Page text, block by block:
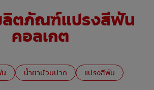
ตภัณฑ์แปรงสีฟัน
คอลเกต
น้ำยาบ้วนปาก แปรงสีฟัน